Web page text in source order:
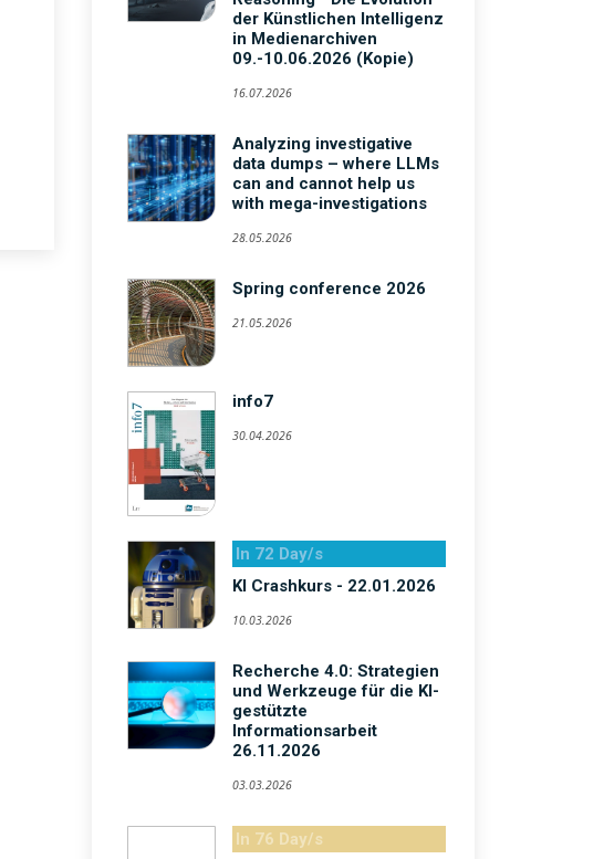
der Künstlichen Intelligenz
in Medienarchiven
09.-10.06.2026 (Kopie)
16.07.2026
Analyzing investigative
data dumps – where LLMs
can and cannot help us
with mega-investigations
28.05.2026
Spring conference 2026
21.05.2026
info7
30.04.2026
In 72 Day/s
KI Crashkurs - 22.01.2026
10.03.2026
Recherche 4.0: Strategien
und Werkzeuge für die KI-
gestützte
Informationsarbeit
26.11.2026
03.03.2026
In 76 Day/s